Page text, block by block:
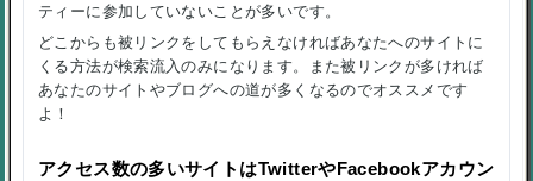
ティーに参加していないことが多いです。
どこからも被リンクをしてもらえなければあなたへのサイトに
くる方法が検索流入のみになります。また被リンクが多ければ
あなたのサイトやブログへの道が多くなるのでオススメです
よ！
アクセス数の多いサイトはTwitterやFacebookアカウン